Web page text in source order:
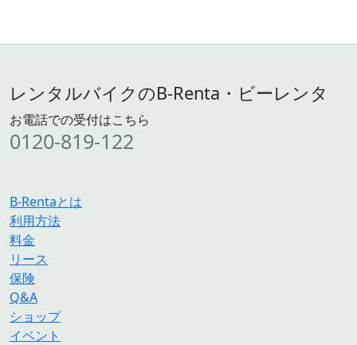
レンタルバイクのB-Renta・ビーレンタ
お電話での受付はこちら
0120-819-122
B-Rentaとは
利用方法
料金
リース
保険
Q&A
ショップ
イベント